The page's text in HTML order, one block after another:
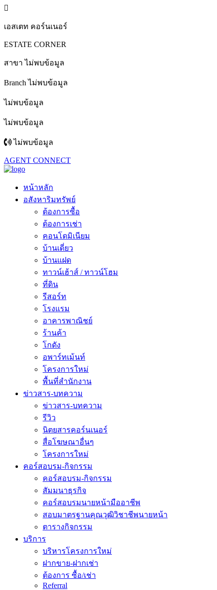
เอสเตท คอร์นเนอร์
ESTATE CORNER
สาขา ไม่พบข้อมูล
Branch ไม่พบข้อมูล
ไม่พบข้อมูล
ไม่พบข้อมูล
ไม่พบข้อมูล
AGENT CONNECT
หน้าหลัก
อสังหาริมทรัพย์
ต้องการซื้อ
ต้องการเช่า
คอนโดมิเนียม
บ้านเดี่ยว
บ้านแฝด
ทาวน์เฮ้าส์ / ทาวน์โฮม
ที่ดิน
รีสอร์ท
โรงแรม
อาคารพาณิชย์
ร้านค้า
โกดัง
อพาร์ทเม้นท์
โครงการใหม่
พื้นที่สํานักงาน
ข่าวสาร-บทความ
ข่าวสาร-บทความ
รีวิว
นิตยสารคอร์นเนอร์
สื่อโฆษณาอื่นๆ
โครงการใหม่
คอร์สอบรม-กิจกรรม
คอร์สอบรม-กิจกรรม
สัมมนาธุรกิจ
คอร์สอบรมนายหน้ามืออาชีพ
สอบมาตรฐานคุณวุฒิวิชาชีพนายหน้า
ตารางกิจกรรม
บริการ
บริหารโครงการใหม่
ฝากขาย-ฝากเช่า
ต้องการ ซื้อ/เช่า
Referral